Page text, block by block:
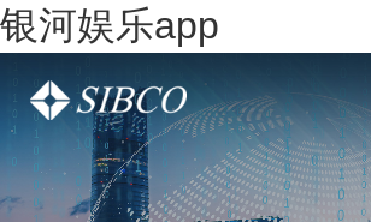
银河娱乐app